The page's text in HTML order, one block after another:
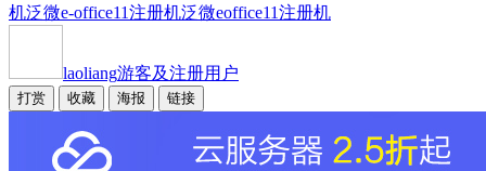
机泛微e-office11注册机泛微eoffice11注册机
laoliang游客及注册用户
打赏 收藏 海报 链接